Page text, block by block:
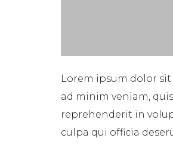
Lorem ipsum dolor
ad minim veniam,
reprehenderit in
culpa qui officia